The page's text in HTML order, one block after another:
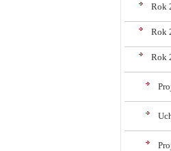
Rok
Rok
Rok